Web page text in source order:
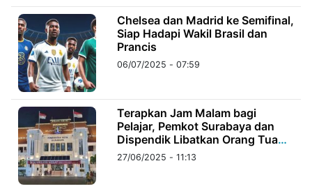
PT.
Kabarbaru
Media
Holding
Chelsea dan Madrid ke Semifinal,
Siap Hadapi Wakil Brasil dan
Prancis
06/07/2025 - 07:59
Terapkan Jam Malam bagi
Pelajar, Pemkot Surabaya dan
Dispendik Libatkan Orang Tua
dan Guru BK
27/06/2025 - 11:13